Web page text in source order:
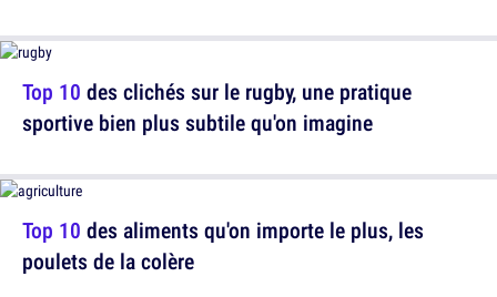
Top 10 des aliments qu'on importe le plus, les
poulets de la colère
Top 10 des clichés sur le rugby, une pratique
sportive bien plus subtile qu'on imagine